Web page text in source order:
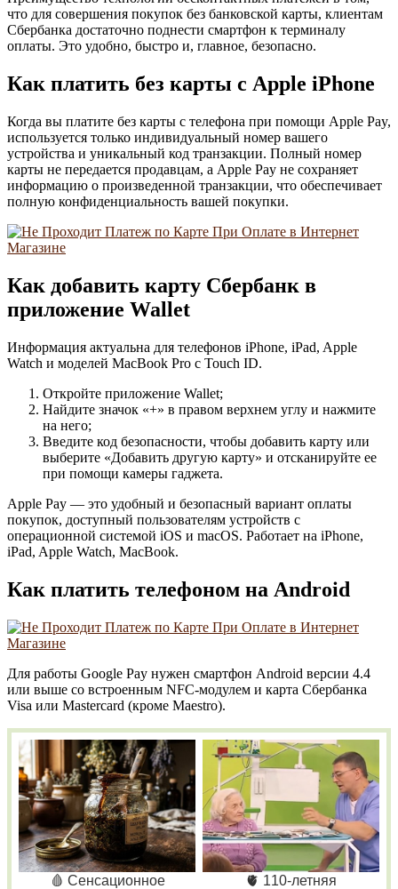
что для совершения покупок без банковской карты, клиентам
Сбербанка достаточно поднести смартфон к терминалу
оплаты. Это удобно, быстро и, главное, безопасно.
Как платить без карты с Apple iPhone
Когда вы платите без карты с телефона при помощи Apple Pay,
используется только индивидуальный номер вашего
устройства и уникальный код транзакции. Полный номер
карты не передается продавцам, а Apple Pay не сохраняет
информацию о произведенной транзакции, что обеспечивает
полную конфиденциальность вашей покупки.
Как добавить карту Сбербанк в
приложение Wallet
Информация актуальна для телефонов iPhone, iPad, Apple
Watch и моделей MacBook Pro с Touch ID.
Откройте приложение Wallet;
Найдите значок «+» в правом верхнем углу и нажмите
на него;
Введите код безопасности, чтобы добавить карту или
выберите «Добавить другую карту» и отсканируйте ее
при помощи камеры гаджета.
Apple Pay — это удобный и безопасный вариант оплаты
покупок, доступный пользователям устройств с
операционной системой iOS и macOS. Работает на iPhone,
iPad, Apple Watch, MacBook.
Как платить телефоном на Android
Для работы ​Google Pay нужен смартфон Android версии 4.4
или выше со встроенным NFC-модулем и карта Сбербанка
Visa или Masterсard (кроме Maestro).
🩸 Сенсационное
🫀 110-летняя